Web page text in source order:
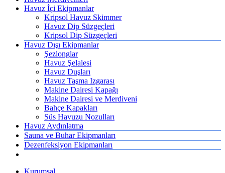
Havuz İçi Ekipmanlar
Kripsol Havuz Skimmer
Havuz Dip Süzgeçleri
Kripsol Dip Süzgeçleri
Havuz Dışı Ekipmanlar
Şezlonglar
Havuz Şelalesi
Havuz Duşları
Havuz Taşma Izgarası
Makine Dairesi Kapağı
Makine Dairesi ve Merdiveni
Bahçe Kapakları
Süs Havuzu Nozulları
Havuz Aydınlatma
Sauna ve Buhar Ekipmanları
Dezenfeksiyon Ekipmanları
Kurumsal